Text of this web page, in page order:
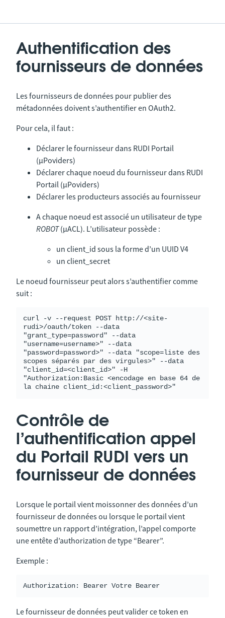
Authentification des
fournisseurs de données
Les fournisseurs de données pour publier des
métadonnées doivent s’authentifier en OAuth2.
Pour cela, il faut :
Déclarer le fournisseur dans RUDI Portail
(µPoviders)
Déclarer chaque noeud du fournisseur dans RUDI
Portail (µPoviders)
Déclarer les producteurs associés au fournisseur
A chaque noeud est associé un utilisateur de type
ROBOT(µACL). L’utilisateur possède :
un client_id sous la forme d’un UUID V4
un client_secret
Le noeud fournisseur peut alors s’authentifier comme
suit :
curl -v --request POST http://<site-
rudi>/oauth/token --data
"grant_type=password" --data
"username=username>" --data
"password=password>" --data "scope=liste des
scopes séparés par des virgules>" --data
"client_id=<client_id>" -H
"Authorization:Basic <encodage en base 64 de
Contrôle de
l’authentification appel
du Portail RUDI vers un
fournisseur de données
Lorsque le portail vient moissonner des données d’un
fournisseur de données ou lorsque le portail vient
soumettre un rapport d’intégration, l’appel comporte
une entête d’authorization de type “Bearer”.
Exemple :
Le fournisseur de données peut valider ce token en